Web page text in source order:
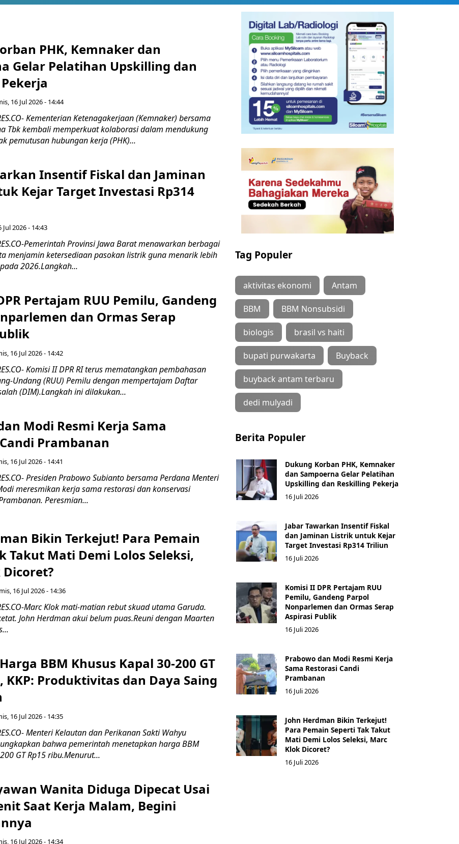
PHK, Kemnaker dan
Gelar Pelatihan Upskilling dan
16 Jul 2026 - 14:44
Kementerian Ketenagakerjaan (Kemnaker) bersama
Tbk kembali memperkuat kolaborasi dalam mendukung
pemutusan hubungan kerja (PHK)...
Insentif Fiskal dan Jaminan
Kejar Target Investasi Rp314
Jul 2026 - 14:43
Pemerintah Provinsi Jawa Barat menawarkan berbagai
menjamin ketersediaan pasokan listrik guna menarik lebih
2026.Langkah...
Pertajam RUU Pemilu, Gandeng
dan Ormas Serap
16 Jul 2026 - 14:42
Komisi II DPR RI terus mematangkan pembahasan
Undang (RUU) Pemilu dengan mempertajam Daftar
(DIM).Langkah ini dilakukan...
Modi Resmi Kerja Sama
Prambanan
16 Jul 2026 - 14:41
Presiden Prabowo Subianto bersama Perdana Menteri
meresmikan kerja sama restorasi dan konservasi
Peresmian...
Bikin Terkejut! Para Pemain
Takut Mati Demi Lolos Seleksi,
16 Jul 2026 - 14:36
Marc Klok mati-matian rebut skuad utama Garuda.
John Herdman akui belum puas.Reuni dengan Maarten
BBM Khusus Kapal 30-200 GT
KKP: Produktivitas dan Daya Saing
16 Jul 2026 - 14:35
Menteri Kelautan dan Perikanan Sakti Wahyu
bahwa pemerintah menetapkan harga BBM
GT Rp15 ribu.Menurut...
Wanita Diduga Dipecat Usai
Saat Kerja Malam, Begini
16 Jul 2026 - 14:34
Tag Populer
aktivitas ekonomi Antam
BBM BBM Nonsubsidi
biologis brasil vs haiti
bupati purwakarta Buyback
buyback antam terbaru
dedi mulyadi
Berita Populer
Dukung Korban PHK, Kemnaker
dan Sampoerna Gelar Pelatihan
Upskilling dan Reskilling Pekerja
16 Juli 2026
Jabar Tawarkan Insentif Fiskal
dan Jaminan Listrik untuk Kejar
Target Investasi Rp314 Triliun
16 Juli 2026
Komisi II DPR Pertajam RUU
Pemilu, Gandeng Parpol
Nonparlemen dan Ormas Serap
Aspirasi Publik
16 Juli 2026
Prabowo dan Modi Resmi Kerja
Sama Restorasi Candi
Prambanan
16 Juli 2026
John Herdman Bikin Terkejut!
Para Pemain Seperti Tak Takut
Mati Demi Lolos Seleksi, Marc
Klok Dicoret?
16 Juli 2026